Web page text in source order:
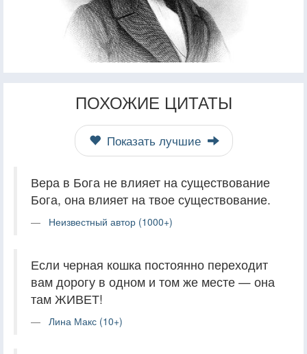
ПОХОЖИЕ ЦИТАТЫ
Показать лучшие
Вера в Бога не влияет на существование
Бога, она влияет на твое существование.
Неизвестный автор (1000+)
Если черная кошка постоянно переходит
вам дорогу в одном и том же месте — она
там ЖИВЕТ!
Лина Макс (10+)